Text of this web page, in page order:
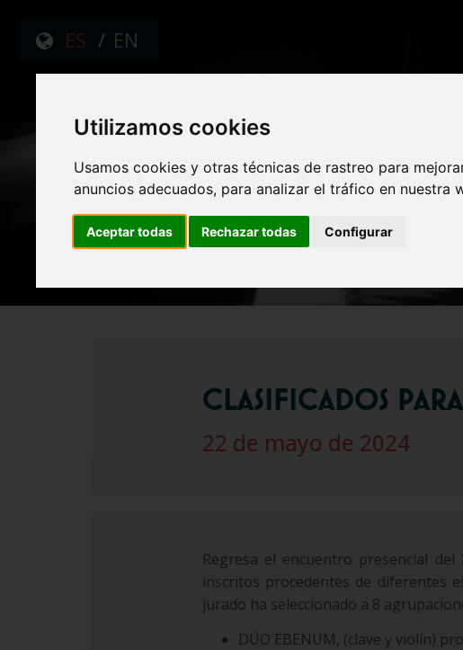
Utilizamos cookies
Usamos cookies y otras técnicas de rastreo para
anuncios adecuados, para analizar el tráfico en
Aceptar todas Rechazar todas Configurar
CONCURSO DE
CLASIFICADOS
22 de mayo de 2024
Regresa el encuentro presencial
inscritos procedentes de diferentes
jurado ha seleccionado a 8
DÚO EBENUM, (clave y violín)
ES / EN